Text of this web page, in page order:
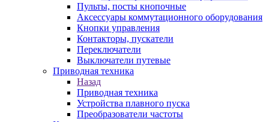
Пульты, посты кнопочные
Аксессуары коммутационного оборудования
Кнопки управления
Контакторы, пускатели
Переключатели
Выключатели путевые
Приводная техника
Назад
Приводная техника
Устройства плавного пуска
Преобразователи частоты